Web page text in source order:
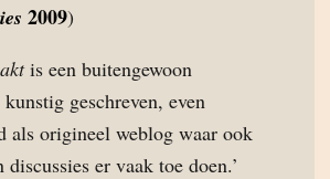
2009)
is een buitengewoon
geschreven, even
als origineel weblog waar ook
discussies er vaak toe doen.’